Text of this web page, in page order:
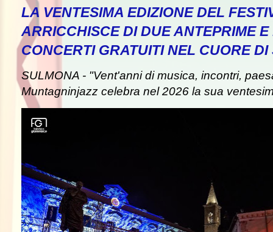
LA VENTESIMA EDIZIONE DEL
ARRICCHISCE DI DUE ANTEPRIME E
CONCERTI GRATUITI NEL CUORE
SULMONA - "Vent'anni di musica, incontri,
Muntagninjazz celebra nel 2026 la sua
IN EVIDENZA - Attentato a